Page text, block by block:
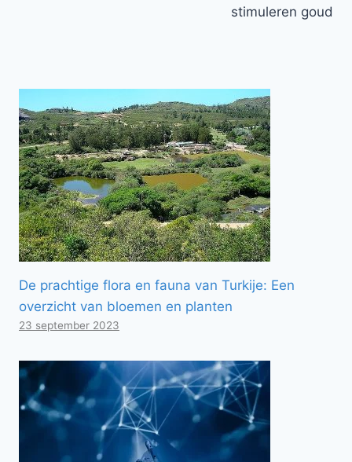
stimuleren goud
De prachtige flora en fauna van Turkije: Een
overzicht van bloemen en planten
23 september 2023